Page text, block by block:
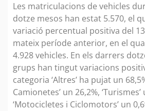
Les matriculacions de vehicles
dotze mesos han estat 5.570, el
variació percentual positiva del
mateix període anterior, en el
4.928 vehicles. En els darrers
grups han tingut variacions
categoria ‘Altres’ ha pujat un
Camionetes’ un 26,2%, ‘Turismes’
‘Motocicletes i Ciclomotors’ un